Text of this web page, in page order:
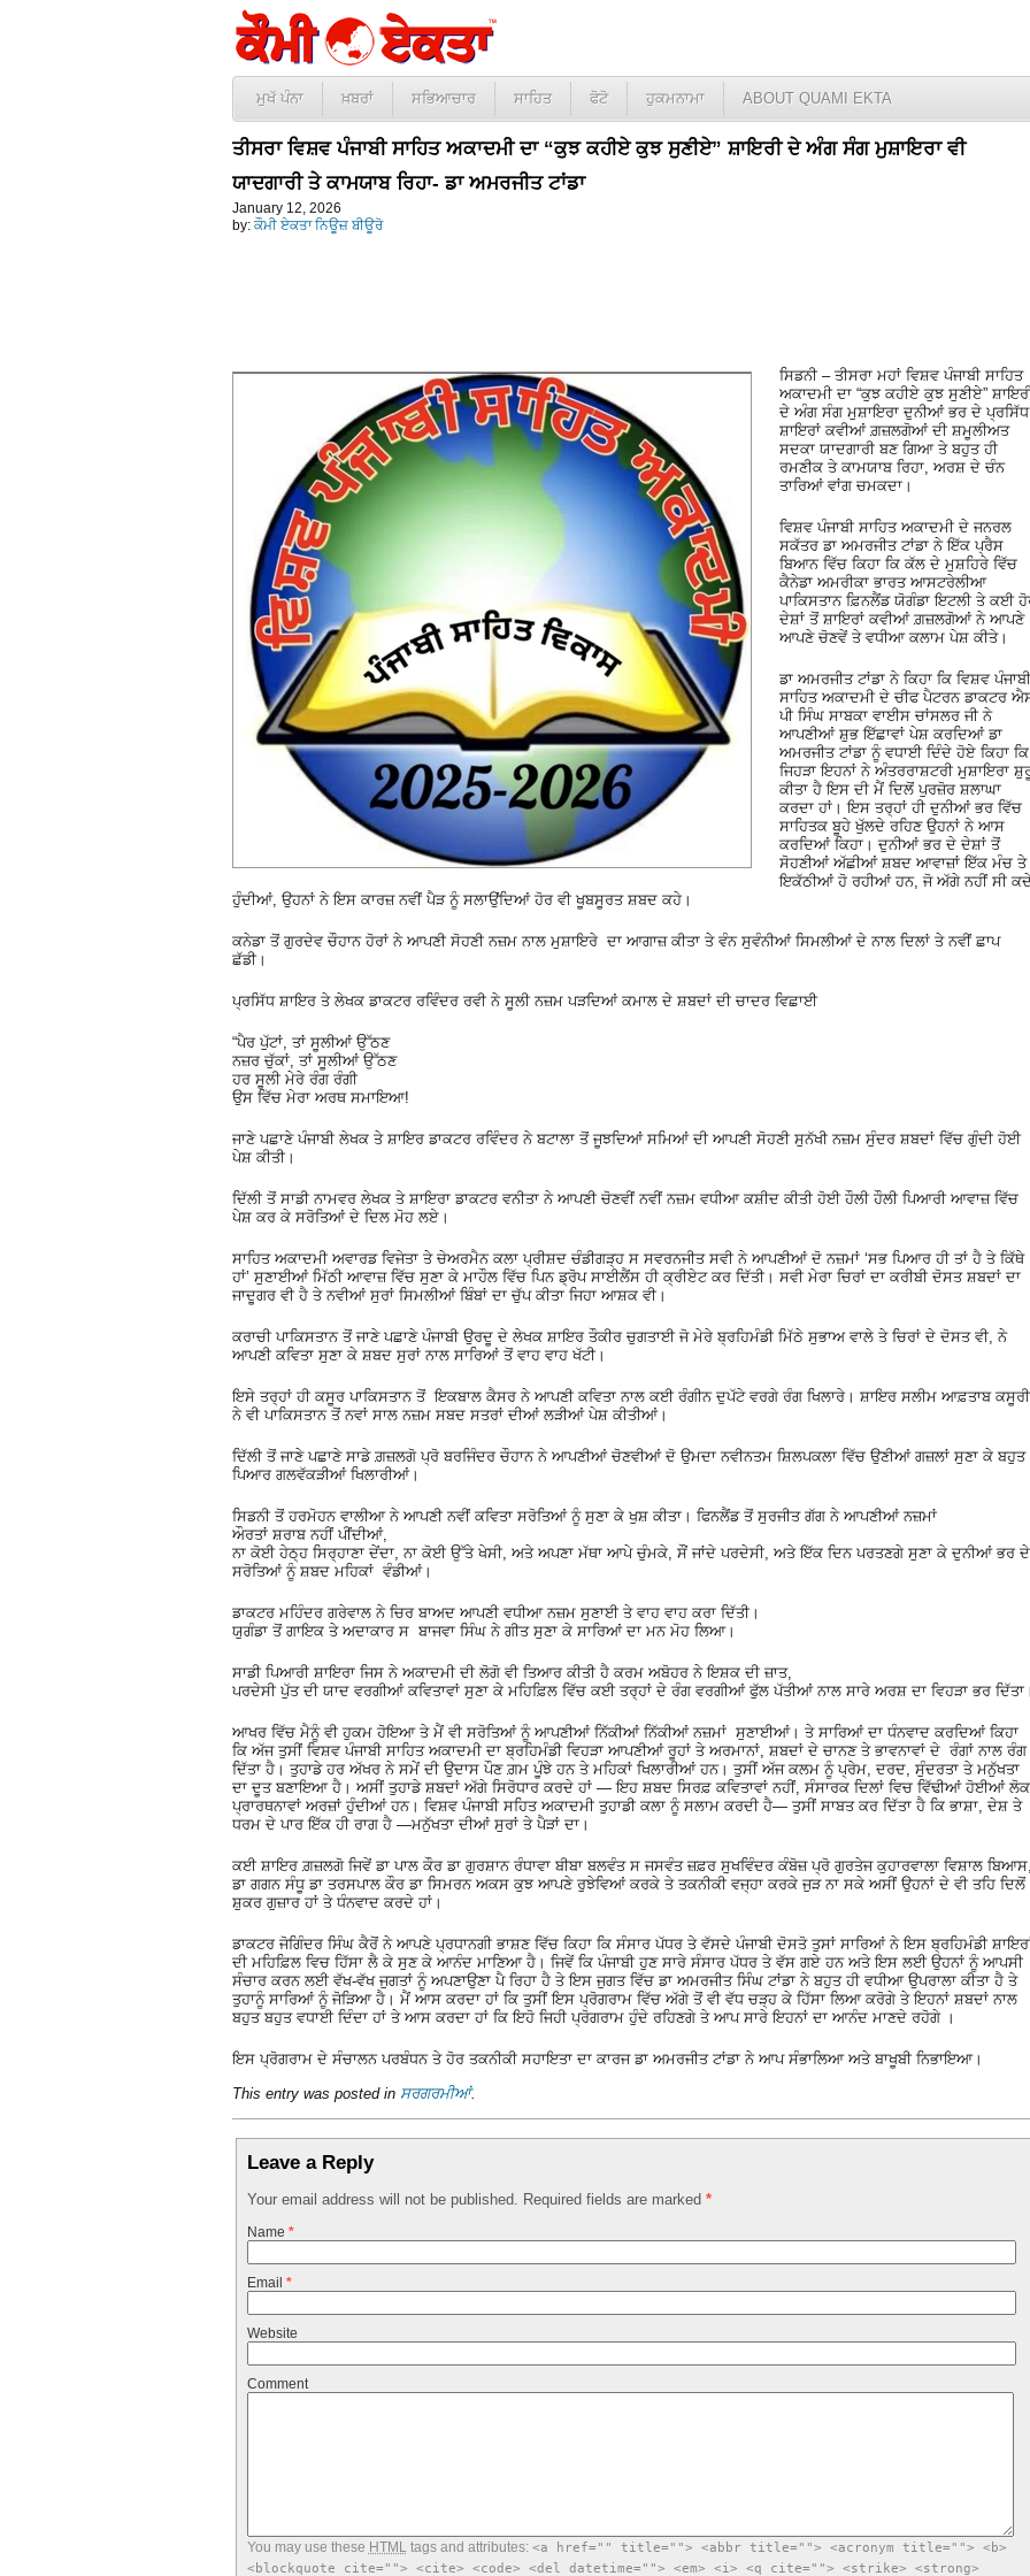
ਮੁਖੱ ਪੰਨਾ ਖ਼ਬਰਾਂ ਸਭਿਆਚਾਰ ਸਾਹਿਤ ਫੋਟੋ ਹੁਕਮਨਾਮਾ ABOUT QUAMI EKTA
ਤੀਸਰਾ ਵਿਸ਼ਵ ਪੰਜਾਬੀ ਸਾਹਿਤ ਅਕਾਦਮੀ ਦਾ “ਕੁਝ ਕਹੀਏ ਕੁਝ ਸੁਣੀਏ” ਸ਼ਾਇਰੀ ਦੇ ਅੰਗ ਸੰਗ ਮੁਸ਼ਾਇਰਾ ਵੀ
ਯਾਦਗਾਰੀ ਤੇ ਕਾਮਯਾਬ ਰਿਹਾ- ਡਾ ਅਮਰਜੀਤ ਟਾਂਡਾ
January 12, 2026
by: ਕੌਮੀ ਏਕਤਾ ਨਿਊਜ਼ ਬੀਊਰੋ
ਸਿਡਨੀ – ਤੀਸਰਾ ਮਹਾਂ ਵਿਸ਼ਵ ਪੰਜਾਬੀ ਸਾਹਿਤ
ਅਕਾਦਮੀ ਦਾ “ਕੁਝ ਕਹੀਏ ਕੁਝ ਸੁਣੀਏ”
ਦੇ ਅੰਗ ਸੰਗ ਮੁਸ਼ਾਇਰਾ ਦੁਨੀਆਂ ਭਰ ਦੇ ਪ੍ਰਸਿੱਧ
ਸ਼ਾਇਰਾਂ ਕਵੀਆਂ ਗ਼ਜ਼ਲਗੋਆਂ ਦੀ ਸ਼ਮੂਲੀਅਤ
ਸਦਕਾ ਯਾਦਗਾਰੀ ਬਣ ਗਿਆ ਤੇ ਬਹੁਤ ਹੀ
ਰਮਣੀਕ ਤੇ ਕਾਮਯਾਬ ਰਿਹਾ, ਅਰਸ਼ ਦੇ ਚੰਨ
ਤਾਰਿਆਂ ਵਾਂਗ ਚਮਕਦਾ।
ਵਿਸ਼ਵ ਪੰਜਾਬੀ ਸਾਹਿਤ ਅਕਾਦਮੀ ਦੇ ਜਨਰਲ
ਸਕੱਤਰ ਡਾ ਅਮਰਜੀਤ ਟਾਂਡਾ ਨੇ ਇੱਕ ਪ੍ਰੈਸ
ਬਿਆਨ ਵਿੱਚ ਕਿਹਾ ਕਿ ਕੱਲ ਦੇ ਮੁਸ਼ਹਿਰੇ ਵਿੱਚ
ਕੈਨੇਡਾ ਅਮਰੀਕਾ ਭਾਰਤ ਆਸਟਰੇਲੀਆ
ਪਾਕਿਸਤਾਨ ਫ਼ਿਨਲੈਂਡ ਯੋਗੰਡਾ ਇਟਲੀ ਤੇ ਕਈ
ਦੇਸ਼ਾਂ ਤੋਂ ਸ਼ਾਇਰਾਂ ਕਵੀਆਂ ਗ਼ਜ਼ਲਗੋਆਂ ਨੇ ਆਪਣੇ
ਆਪਣੇ ਚੋਣਵੇਂ ਤੇ ਵਧੀਆ ਕਲਾਮ ਪੇਸ਼ ਕੀਤੇ।
ਡਾ ਅਮਰਜੀਤ ਟਾਂਡਾ ਨੇ ਕਿਹਾ ਕਿ ਵਿਸ਼ਵ ਪੰਜਾਬੀ
ਸਾਹਿਤ ਅਕਾਦਮੀ ਦੇ ਚੀਫ ਪੈਟਰਨ ਡਾਕਟਰ
ਪੀ ਸਿੰਘ ਸਾਬਕਾ ਵਾਈਸ ਚਾਂਸਲਰ ਜੀ ਨੇ
ਆਪਣੀਆਂ ਸ਼ੁਭ ਇੱਛਾਵਾਂ ਪੇਸ਼ ਕਰਦਿਆਂ ਡਾ
ਅਮਰਜੀਤ ਟਾਂਡਾ ਨੂੰ ਵਧਾਈ ਦਿੰਦੇ ਹੋਏ ਕਿਹਾ ਕਿ
ਜਿਹੜਾ ਇਹਨਾਂ ਨੇ ਅੰਤਰਰਾਸ਼ਟਰੀ ਮੁਸ਼ਾਇਰਾ
ਕੀਤਾ ਹੈ ਇਸ ਦੀ ਮੈਂ ਦਿਲੋਂ ਪੁਰਜ਼ੋਰ ਸ਼ਲਾਘਾ
ਕਰਦਾ ਹਾਂ। ਇਸ ਤਰ੍ਹਾਂ ਹੀ ਦੁਨੀਆਂ ਭਰ ਵਿੱਚ
ਸਾਹਿਤਕ ਬੂਹੇ ਖੁੱਲਦੇ ਰਹਿਣ ਉਹਨਾਂ ਨੇ ਆਸ
ਕਰਦਿਆਂ ਕਿਹਾ। ਦੁਨੀਆਂ ਭਰ ਦੇ ਦੇਸ਼ਾਂ ਤੋਂ
ਸੋਹਣੀਆਂ ਅੱਛੀਆਂ ਸ਼ਬਦ ਆਵਾਜ਼ਾਂ ਇੱਕ ਮੰਚ ਤੇ
ਇਕੱਠੀਆਂ ਹੋ ਰਹੀਆਂ ਹਨ, ਜੋ ਅੱਗੇ ਨਹੀਂ ਸੀ
ਹੁੰਦੀਆਂ, ਉਹਨਾਂ ਨੇ ਇਸ ਕਾਰਜ਼ ਨਵੀਂ ਪੈੜ ਨੂੰ ਸਲਾਉਂਦਿਆਂ ਹੋਰ ਵੀ ਖੂਬਸੂਰਤ ਸ਼ਬਦ ਕਹੇ।
ਕਨੇਡਾ ਤੋਂ ਗੁਰਦੇਵ ਚੌਹਾਨ ਹੋਰਾਂ ਨੇ ਆਪਣੀ ਸੋਹਣੀ ਨਜ਼ਮ ਨਾਲ ਮੁਸ਼ਾਇਰੇ ਦਾ ਆਗਾਜ਼ ਕੀਤਾ ਤੇ ਵੰਨ ਸੁਵੰਨੀਆਂ ਸਿਮਲੀਆਂ ਦੇ ਨਾਲ ਦਿਲਾਂ ਤੇ ਨਵੀਂ ਛਾਪ
ਛੱਡੀ।
ਪ੍ਰਸਿੱਧ ਸ਼ਾਇਰ ਤੇ ਲੇਖਕ ਡਾਕਟਰ ਰਵਿੰਦਰ ਰਵੀ ਨੇ ਸੂਲੀ ਨਜ਼ਮ ਪੜਦਿਆਂ ਕਮਾਲ ਦੇ ਸ਼ਬਦਾਂ ਦੀ ਚਾਦਰ ਵਿਛਾਈ
“ਪੈਰ ਪੁੱਟਾਂ, ਤਾਂ ਸੂਲੀਆਂ ਉੱਠਣ
ਨਜ਼ਰ ਚੁੱਕਾਂ, ਤਾਂ ਸੂਲੀਆਂ ਉੱਠਣ
ਹਰ ਸੂਲੀ ਮੇਰੇ ਰੰਗ ਰੰਗੀ
ਉਸ ਵਿੱਚ ਮੇਰਾ ਅਰਥ ਸਮਾਇਆ!
ਜਾਣੇ ਪਛਾਣੇ ਪੰਜਾਬੀ ਲੇਖਕ ਤੇ ਸ਼ਾਇਰ ਡਾਕਟਰ ਰਵਿੰਦਰ ਨੇ ਬਟਾਲਾ ਤੋਂ ਜੂਝਦਿਆਂ ਸਮਿਆਂ ਦੀ ਆਪਣੀ ਸੋਹਣੀ ਸੁਨੱਖੀ ਨਜ਼ਮ ਸੁੰਦਰ ਸ਼ਬਦਾਂ ਵਿੱਚ ਗੁੰਦੀ ਹੋਈ
ਪੇਸ਼ ਕੀਤੀ।
ਦਿੱਲੀ ਤੋਂ ਸਾਡੀ ਨਾਮਵਰ ਲੇਖਕ ਤੇ ਸ਼ਾਇਰਾ ਡਾਕਟਰ ਵਨੀਤਾ ਨੇ ਆਪਣੀ ਚੋਣਵੀਂ ਨਵੀਂ ਨਜ਼ਮ ਵਧੀਆ ਕਸ਼ੀਦ ਕੀਤੀ ਹੋਈ ਹੌਲੀ ਹੌਲੀ‌ ਪਿਆਰੀ ਆਵਾਜ਼ ਵਿੱਚ
ਪੇਸ਼ ਕਰ ਕੇ ਸਰੋਤਿਆਂ ਦੇ ਦਿਲ ਮੋਹ ਲਏ।
ਸਾਹਿਤ ਅਕਾਦਮੀ ਅਵਾਰਡ ਵਿਜੇਤਾ ਤੇ ਚੇਅਰਮੈਨ ਕਲਾ ਪ੍ਰੀਸ਼ਦ ਚੰਡੀਗੜ੍ਹ ਸ ਸਵਰਨਜੀਤ ਸਵੀ ਨੇ ਆਪਣੀਆਂ ਦੋ ਨਜ਼ਮਾਂ ‘ਸਭ ਪਿਆਰ ਹੀ ਤਾਂ ਹੈ ਤੇ ਕਿੱਥੇ
ਹਾਂ’ ਸੁਣਾਈਆਂ ਮਿੱਠੀ ਆਵਾਜ਼ ਵਿੱਚ ਸੁਣਾ ਕੇ ਮਾਹੌਲ ਵਿੱਚ ਪਿਨ ਡ੍ਰੋਪ ਸਾਈਲੈਂਸ ਹੀ ਕ੍ਰੀਏਟ ਕਰ ਦਿੱਤੀ। ਸਵੀ ਮੇਰਾ ਚਿਰਾਂ ਦਾ ਕਰੀਬੀ ਦੋਸਤ ਸ਼ਬਦਾਂ ਦਾ
ਜਾਦੂਗਰ ਵੀ ਹੈ ਤੇ ਨਵੀਆਂ ਸੁਰਾਂ ਸਿਮਲੀਆਂ ਬਿੰਬਾਂ ਦਾ ਚੁੱਪ ਕੀਤਾ ਜਿਹਾ ਆਸ਼ਕ ਵੀ।
ਕਰਾਚੀ ਪਾਕਿਸਤਾਨ ਤੋਂ ਜਾਣੇ ਪਛਾਣੇ ਪੰਜਾਬੀ ਉਰਦੂ ਦੇ ਲੇਖਕ ਸ਼ਾਇਰ ਤੌਕੀਰ ਚੁਗਤਾਈ ਜੋ ਮੇਰੇ ਬ੍ਰਹਿਮੰਡੀ ਮਿੱਠੇ ਸੁਭਾਅ ਵਾਲੇ ਤੇ ਚਿਰਾਂ ਦੇ ਦੋਸਤ ਵੀ, ਨੇ
ਆਪਣੀ ਕਵਿਤਾ ਸੁਣਾ ਕੇ ਸ਼ਬਦ ਸੁਰਾਂ ਨਾਲ ਸਾਰਿਆਂ ਤੋਂ ਵਾਹ ਵਾਹ ਖੱਟੀ।
ਇਸੇ ਤਰ੍ਹਾਂ ਹੀ ਕਸੂਰ ਪਾਕਿਸਤਾਨ ਤੋਂ ਇਕਬਾਲ ਕੈਸਰ ਨੇ ਆਪਣੀ ਕਵਿਤਾ ਨਾਲ ਕਈ ਰੰਗੀਨ ਦੁਪੱਟੇ ਵਰਗੇ ਰੰਗ ਖਿਲਾਰੇ। ਸ਼ਾਇਰ ਸਲੀਮ ਆਫ਼ਤਾਬ ਕਸੂਰੀ
ਨੇ ਵੀ ਪਾਕਿਸਤਾਨ ਤੋਂ ਨਵਾਂ ਸਾਲ ਨਜ਼ਮ ਸਬਦ ਸਤਰਾਂ ਦੀਆਂ ਲੜੀਆਂ ਪੇਸ਼ ਕੀਤੀਆਂ।
ਦਿੱਲੀ ਤੋਂ ਜਾਣੇ ਪਛਾਣੇ ਸਾਡੇ ਗ਼ਜ਼ਲਗੋ ਪ੍ਰੋ ਬਰਜਿੰਦਰ ਚੌਹਾਨ ਨੇ ਆਪਣੀਆਂ ਚੋਣਵੀਆਂ ਦੋ ਉਮਦਾ ਨਵੀਨਤਮ ਸ਼ਿਲਪਕਲਾ ਵਿੱਚ ਉਣੀਆਂ ਗਜ਼ਲਾਂ ਸੁਣਾ ਕੇ ਬਹੁਤ
ਪਿਆਰ ਗਲਵੱਕੜੀਆਂ ਖਿਲਾਰੀਆਂ।
ਸਿਡਨੀ ਤੋਂ ਹਰਮੋਹਨ ਵਾਲੀਆ ਨੇ ਆਪਣੀ ਨਵੀਂ ਕਵਿਤਾ ਸਰੋਤਿਆਂ ਨੂੰ ਸੁਣਾ ਕੇ ਖੁਸ਼ ਕੀਤਾ। ਫਿਨਲੈਂਡ ਤੋਂ ਸੁਰਜੀਤ ਗੱਗ ਨੇ ਆਪਣੀਆਂ ਨਜ਼ਮਾਂ
ਔਰਤਾਂ ਸ਼ਰਾਬ ਨਹੀਂ ਪੀਂਦੀਆਂ,
ਨਾ ਕੋਈ ਹੇਠ੍ਹ ਸਿਰ੍ਹਾਣਾ ਦੇਂਦਾ, ਨਾ ਕੋਈ ਉੱਤੇ ਖੇਸੀ, ਅਤੇ ਅਪਣਾ ਮੱਥਾ ਆਪੇ ਚੁੰਮਕੇ, ਸੌਂ ਜਾਂਦੇ ਪਰਦੇਸੀ, ਅਤੇ ਇੱਕ ਦਿਨ ਪਰਤਣਗੇ ਸੁਣਾ ਕੇ ਦੁਨੀਆਂ ਭਰ ਦੇ
ਸਰੋਤਿਆਂ ਨੂੰ ਸ਼ਬਦ ਮਹਿਕਾਂ ਵੰਡੀਆਂ।
ਡਾਕਟਰ ਮਹਿੰਦਰ ਗਰੇਵਾਲ ਨੇ ਚਿਰ ਬਾਅਦ ਆਪਣੀ ਵਧੀਆ ਨਜ਼ਮ ਸੁਣਾਈ ਤੇ ਵਾਹ ਵਾਹ ਕਰਾ ਦਿੱਤੀ।
ਯੁਗੰਡਾ ਤੋਂ ਗਾਇਕ ਤੇ ਅਦਾਕਾਰ ਸ ਬਾਜਵਾ ਸਿੰਘ ਨੇ ਗੀਤ ਸੁਣਾ ਕੇ ਸਾਰਿਆਂ ਦਾ ਮਨ ਮੋਹ ਲਿਆ।
ਸਾਡੀ ਪਿਆਰੀ ਸ਼ਾਇਰਾ ਜਿਸ ਨੇ ਅਕਾਦਮੀ ਦੀ ਲੋਗੋ ਵੀ ਤਿਆਰ ਕੀਤੀ ਹੈ ਕਰਮ ਅਬੋਹਰ ਨੇ ਇਸ਼ਕ ਦੀ ਜ਼ਾਤ,
ਪਰਦੇਸੀ ਪੁੱਤ ਦੀ ਯਾਦ ਵਰਗੀਆਂ ਕਵਿਤਾਵਾਂ ਸੁਣਾ ਕੇ ਮਹਿਫ਼ਿਲ ਵਿੱਚ ਕਈ ਤਰ੍ਹਾਂ ਦੇ ਰੰਗ ਵਰਗੀਆਂ ਫੁੱਲ ਪੱਤੀਆਂ ਨਾਲ ਸਾਰੇ ਅਰਸ਼ ਦਾ ਵਿਹੜਾ ਭਰ ਦਿੱਤਾ।
ਆਖਰ ਵਿੱਚ ਮੈਨੂੰ ਵੀ ਹੁਕਮ ਹੋਇਆ ਤੇ ਮੈਂ ਵੀ ਸਰੋਤਿਆਂ ਨੂੰ ਆਪਣੀਆਂ ਨਿੱਕੀਆਂ ਨਿੱਕੀਆਂ ਨਜ਼ਮਾਂ ਸੁਣਾਈਆਂ। ਤੇ ਸਾਰਿਆਂ ਦਾ ਧੰਨਵਾਦ ਕਰਦਿਆਂ ਕਿਹਾ
ਕਿ ਅੱਜ ਤੁਸੀਂ ਵਿਸ਼ਵ ਪੰਜਾਬੀ ਸਾਹਿਤ ਅਕਾਦਮੀ ਦਾ ਬ੍ਰਹਿਮੰਡੀ ਵਿਹੜਾ ਆਪਣੀਆਂ ਰੂਹਾਂ ਤੇ ਅਰਮਾਨਾਂ, ਸ਼ਬਦਾਂ ਦੇ ਚਾਨਣ ਤੇ ਭਾਵਨਾਵਾਂ ਦੇ ਰੰਗਾਂ ਨਾਲ ਰੰਗ
ਦਿੱਤਾ ਹੈ। ਤੁਹਾਡੇ ਹਰ ਅੱਖਰ ਨੇ ਸਮੇਂ ਦੀ ਉਦਾਸ ਪੌਣ ਗ਼ਮ ਪੂੰਝੇ ਹਨ ਤੇ ਮਹਿਕਾਂ ਖਿਲਾਰੀਆਂ ਹਨ। ਤੁਸੀਂ ਅੱਜ ਕਲਮ ਨੂੰ ਪ੍ਰੇਮ, ਦਰਦ, ਸੁੰਦਰਤਾ ਤੇ ਮਨੁੱਖਤਾ
ਦਾ ਦੂਤ ਬਣਾਇਆ ਹੈ। ਅਸੀਂ ਤੁਹਾਡੇ ਸ਼ਬਦਾਂ ਅੱਗੇ ਸਿਰੋਧਾਰ ਕਰਦੇ ਹਾਂ — ਇਹ ਸ਼ਬਦ ਸਿਰਫ਼ ਕਵਿਤਾਵਾਂ ਨਹੀਂ, ਸੰਸਾਰਕ ਦਿਲਾਂ ਵਿਚ ਵਿੱਢੀਆਂ ਹੋਈਆਂ ਲੋਕ
ਪ੍ਰਾਰਥਨਾਵਾਂ ਅਰਜ਼ਾਂ ਹੁੰਦੀਆਂ ਹਨ। ਵਿਸ਼ਵ ਪੰਜਾਬੀ ਸਹਿਤ ਅਕਾਦਮੀ ਤੁਹਾਡੀ ਕਲਾ ਨੂੰ ਸਲਾਮ ਕਰਦੀ ਹੈ— ਤੁਸੀਂ ਸਾਬਤ ਕਰ ਦਿੱਤਾ ਹੈ ਕਿ ਭਾਸ਼ਾ, ਦੇਸ਼ ਤੇ
ਧਰਮ ਦੇ ਪਾਰ ਇੱਕ ਹੀ ਰਾਗ ਹੈ —ਮਨੁੱਖਤਾ ਦੀਆਂ ਸੁਰਾਂ ਤੇ ਪੈੜਾਂ ਦਾ।
ਕਈ ਸ਼ਾਇਰ ਗ਼ਜ਼ਲਗੋ ਜਿਵੇਂ ਡਾ ਪਾਲ ਕੌਰ ਡਾ ਗੁਰਸ਼ਾਨ ਰੰਧਾਵਾ ਬੀਬਾ ਬਲਵੰਤ ਸ ਜਸਵੰਤ ਜ਼ਫ਼ਰ ਸੁਖਵਿੰਦਰ ਕੰਬੋਜ਼ ਪ੍ਰੋ ਗੁਰਤੇਜ ਕੁਹਾਰਵਾਲਾ ਵਿਸ਼ਾਲ ਬਿਆਸ,
ਡਾ ਗਗਨ ਸੰਧੂ ਡਾ ਤਰਸਪਾਲ ਕੌਰ ਡਾ ਸਿਮਰਨ ਅਕਸ ਕੁਝ ਆਪਣੇ ਰੁਝੇਵਿਆਂ ਕਰਕੇ ਤੇ ਤਕਨੀਕੀ ਵਜ੍ਹਾ ਕਰਕੇ ਜੁੜ ਨਾ ਸਕੇ ਅਸੀਂ ਉਹਨਾਂ ਦੇ ਵੀ ਤਹਿ ਦਿਲੋਂ
ਸ਼ੁਕਰ ਗੁਜ਼ਾਰ ਹਾਂ ਤੇ ਧੰਨਵਾਦ ਕਰਦੇ ਹਾਂ।
ਡਾਕਟਰ ਜੋਗਿੰਦਰ ਸਿੰਘ ਕੈਰੋਂ ਨੇ ਆਪਣੇ ਪ੍ਰਧਾਨਗੀ ਭਾਸ਼ਣ ਵਿੱਚ ਕਿਹਾ ਕਿ ਸੰਸਾਰ ਪੱਧਰ ਤੇ ਵੱਸਦੇ ਪੰਜਾਬੀ ਦੋਸਤੋ ਤੁਸਾਂ ਸਾਰਿਆਂ ਨੇ ਇਸ ਬ੍ਰਹਿਮੰਡੀ
ਦੀ ਮਹਿਫ਼ਿਲ ਵਿਚ ਹਿੱਸਾ ਲੈ ਕੇ ਸੁਣ ਕੇ ਆਨੰਦ ਮਾਣਿਆ ਹੈ। ਜਿਵੇਂ ਕਿ ਪੰਜਾਬੀ ਹੁਣ ਸਾਰੇ ਸੰਸਾਰ ਪੱਧਰ ਤੇ ਵੱਸ ਗਏ ਹਨ ਅਤੇ ਇਸ ਲਈ ਉਹਨਾਂ ਨੂੰ ਆਪਸੀ
ਸੰਚਾਰ ਕਰਨ ਲਈ ਵੱਖ-ਵੱਖ ਜੁਗਤਾਂ ਨੂੰ ਅਪਣਾਉਣਾ ਪੈ ਰਿਹਾ ਹੈ ਤੇ ਇਸ ਜੁਗਤ ਵਿੱਚ ਡਾ ਅਮਰਜੀਤ ਸਿੰਘ ਟਾਂਡਾ ਨੇ ਬਹੁਤ ਹੀ ਵਧੀਆ ਉਪਰਾਲਾ ਕੀਤਾ ਹੈ ਤੇ
ਤੁਹਾਨੂੰ ਸਾਰਿਆਂ ਨੂੰ ਜੋੜਿਆ ਹੈ। ਮੈਂ ਆਸ ਕਰਦਾ ਹਾਂ ਕਿ ਤੁਸੀਂ ਇਸ ਪ੍ਰੋਗਰਾਮ ਵਿੱਚ ਅੱਗੇ ਤੋਂ ਵੀ ਵੱਧ ਚੜ੍ਹ ਕੇ ਹਿੱਸਾ ਲਿਆ ਕਰੋਗੇ ਤੇ ਇਹਨਾਂ ਸ਼ਬਦਾਂ ਨਾਲ
ਬਹੁਤ ਬਹੁਤ ਵਧਾਈ ਦਿੰਦਾ ਹਾਂ ਤੇ ਆਸ ਕਰਦਾ ਹਾਂ ਕਿ ਇਹੋ ਜਿਹੀ ਪ੍ਰੋਗਰਾਮ ਹੁੰਦੇ ਰਹਿਣਗੇ ਤੇ ਆਪ ਸਾਰੇ ਇਹਨਾਂ ਦਾ ਆਨੰਦ ਮਾਣਦੇ ਰਹੋਗੇ ।
ਇਸ ਪ੍ਰੋਗਰਾਮ ਦੇ ਸੰਚਾਲਨ ਪਰਬੰਧਨ ਤੇ ਹੋਰ ਤਕਨੀਕੀ ਸਹਾਇਤਾ ਦਾ ਕਾਰਜ ਡਾ ਅਮਰਜੀਤ ਟਾਂਡਾ ਨੇ ਆਪ ਸੰਭਾਲਿਆ ਅਤੇ ਬਾਖੂਬੀ ਨਿਭਾਇਆ।
This entry was posted in ਸਰਗਰਮੀਆਂ.
Leave a Reply
Your email address will not be published. Required fields are marked *
Name *
Email *
Website
Comment
You may use these HTMLtags and attributes: <a href="" title=""> <abbr title=""> <acronym title=""> <b>
<blockquote cite=""> <cite> <code> <del datetime=""> <em> <i> <q cite=""> <strike> <strong>